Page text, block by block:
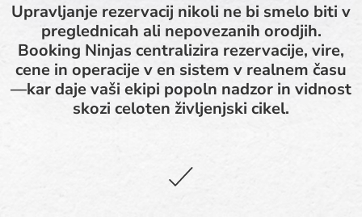
Upravljanje rezervacij nikoli ne bi smelo biti v
preglednicah ali nepovezanih orodjih.
Booking Ninjas centralizira rezervacije, vire,
cene in operacije v en sistem v realnem času
—kar daje vaši ekipi popoln nadzor in vidnost
skozi celoten življenjski cikel.